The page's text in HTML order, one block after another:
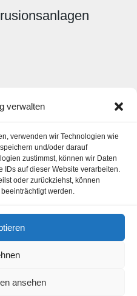
verwalten
verwenden wir Technologien wie
und/oder darauf
zustimmst, können wir Daten
IDs auf dieser Website verarbeiten.
oder zurückziehst, können
werden.
ansehen